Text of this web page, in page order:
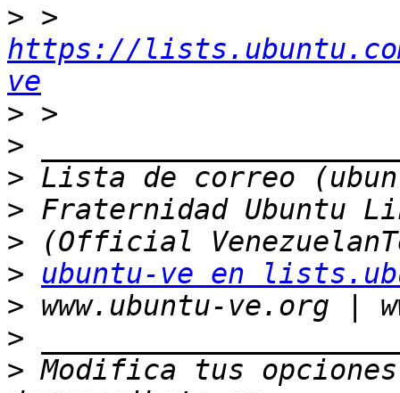
>
https://
ve
>
>
>
>
>
>
ubuntu-ve en
>
>
> Modifica tus